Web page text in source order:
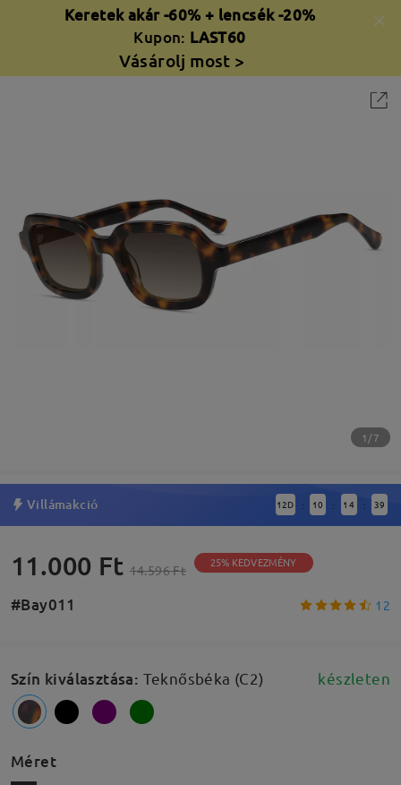
Keretek akár -60% + lencsék -20%
Kupon: LAST60
Vásárolj most >
1/7
Villámakció 12D : 10 : 14 : 39
11.000 Ft 14.596 Ft 25% KEDVEZMÉNY
#Bay011 12
Szín kiválasztása: Teknősbéka (C2) készleten
Méret